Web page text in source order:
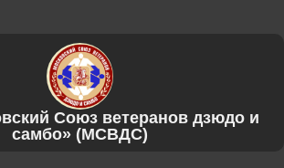
Союз ветеранов дзюдо и
самбо» (МСВДС)